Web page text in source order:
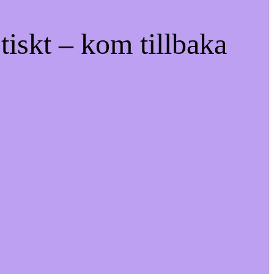
– kom tillbaka